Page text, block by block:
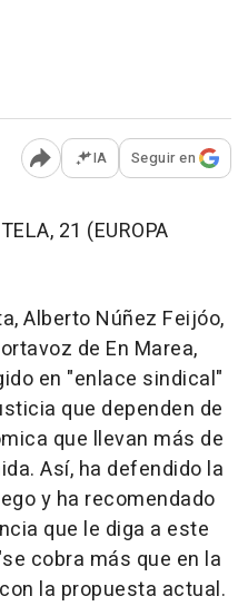
Abrir opciones para
IA Seguir en
21 (EUROPA
Alberto Núñez Feijóo,
de En Marea,
en "enlace sindical"
que dependen de
que llevan más de
Así, ha defendido la
y ha recomendado
que le diga a este
cobra más que en la
la propuesta actual.